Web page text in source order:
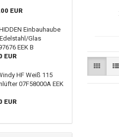
EUR
Einbauhaube
Glas
EEK B
EUR
HF Weiß 115
07F58000A EEK
EUR